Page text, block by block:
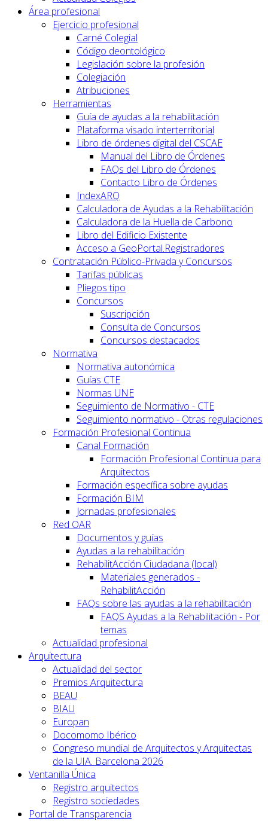
Área profesional
Ejercicio profesional
Carné Colegial
Código deontológico
Legislación sobre la profesión
Colegiación
Atribuciones
Herramientas
Guía de ayudas a la rehabilitación
Plataforma visado interterritorial
Libro de órdenes digital del CSCAE
Manual del Libro de Órdenes
FAQs del Libro de Órdenes
Contacto Libro de Órdenes
IndexARQ
Calculadora de Ayudas a la Rehabilitación
Calculadora de la Huella de Carbono
Libro del Edificio Existente
Acceso a GeoPortal.Registradores
Contratación Público-Privada y Concursos
Tarifas públicas
Pliegos tipo
Concursos
Suscripción
Consulta de Concursos
Concursos destacados
Normativa
Normativa autonómica
Guías CTE
Normas UNE
Seguimiento de Normativo - CTE
Seguimiento normativo - Otras regulaciones
Formación Profesional Continua
Canal Formación
Formación Profesional Continua para
Arquitectos
Formación específica sobre ayudas
Formación BIM
Jornadas profesionales
Red OAR
Documentos y guías
Ayudas a la rehabilitación
RehabilitAcción Ciudadana (local)
Materiales generados -
RehabilitAcción
FAQs sobre las ayudas a la rehabilitación
FAQS Ayudas a la Rehabilitación - Por
temas
Actualidad profesional
Arquitectura
Actualidad del sector
Premios Arquitectura
BEAU
BIAU
Europan
Docomomo Ibérico
Congreso mundial de Arquitectos y Arquitectas
de la UIA. Barcelona 2026
Ventanilla Única
Registro arquitectos
Registro sociedades
Portal de Transparencia